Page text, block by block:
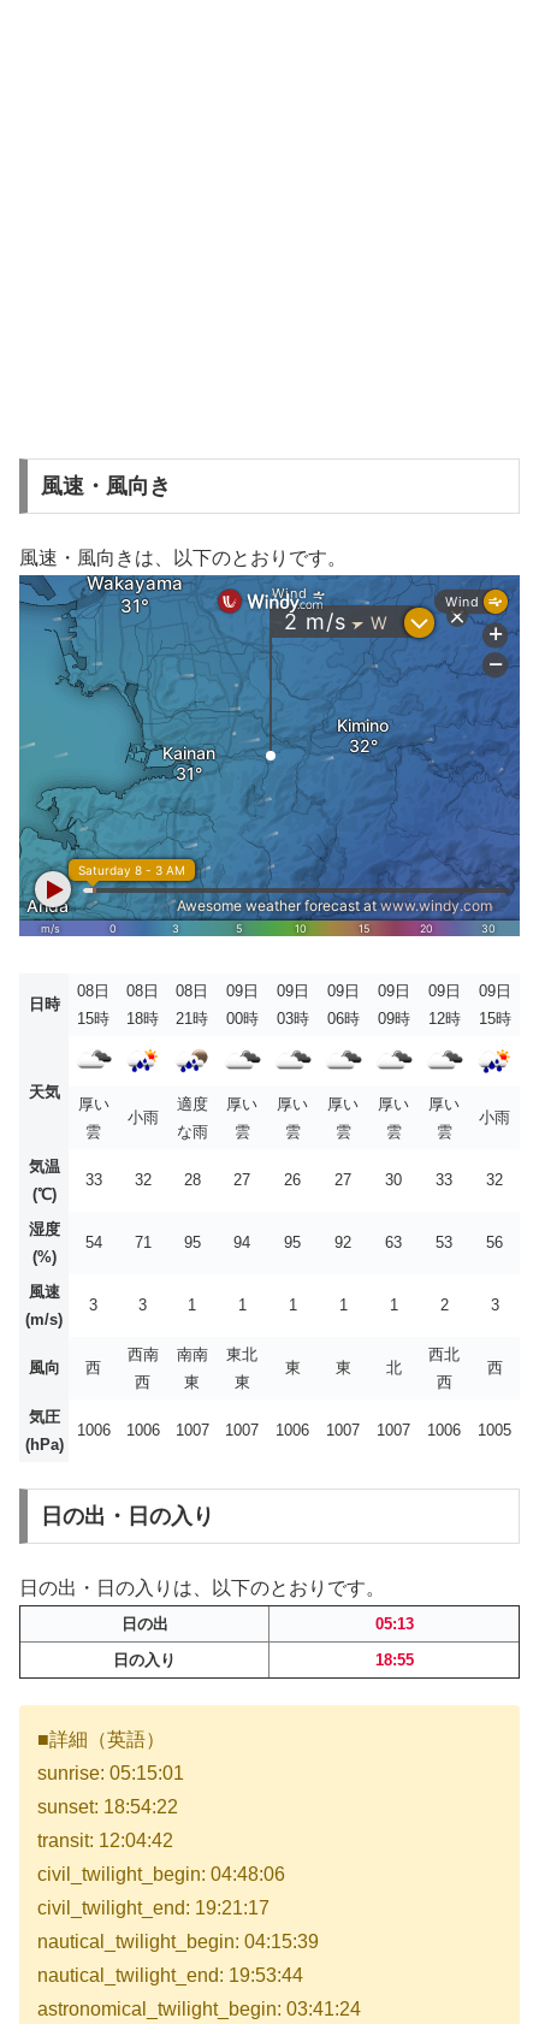
風速・風向き
風速・風向きは、以下のとおりです。
日時
08日
15時
08日
18時
08日
21時
09日
00時
09日
03時
09日
06時
09日
09時
09日
12時
09日
15時
天気
厚い
雲
小雨
適度
な雨
厚い
雲
厚い
雲
厚い
雲
厚い
雲
厚い
雲
小雨
気温
(℃)
33 32 28 27 26 27 30 33 32
湿度
(%)
54 71 95 94 95 92 63 53 56
風速
(m/s)
3 3 1 1 1 1 1 2 3
風向 西
西南
西
南南
東
東北
東
東 東 北
西北
西
西
気圧
(hPa)
1006 1006 1007 1007 1006 1007 1007 1006 1005
日の出・日の入り
日の出・日の入りは、以下のとおりです。
日の出
05:13
日の入り
18:55
■詳細（英語）
sunrise: 05:15:01
sunset: 18:54:22
transit: 12:04:42
civil_twilight_begin: 04:48:06
civil_twilight_end: 19:21:17
nautical_twilight_begin: 04:15:39
nautical_twilight_end: 19:53:44
astronomical_twilight_begin: 03:41:24